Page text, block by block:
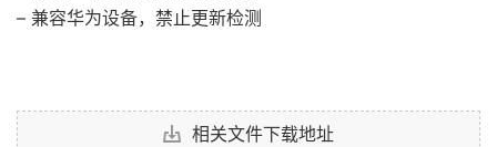
– 兼容华为设备，禁止更新检测
相关文件下载地址